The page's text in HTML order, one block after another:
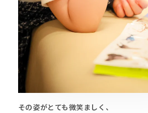
その姿がとても微笑ましく、